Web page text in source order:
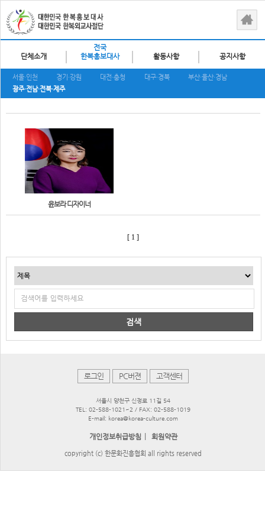
단체소개
전국
한복홍보대사
활동사항 공지사항
서울·인천 경기·강원 대전·충청 대구·경북
부산·울산·경남
광주·전남·전북·제주
윤보라 디자이너
[ 1 ]
검색
로그인 PC버젼 고객센터
서울시 양천구 신정로 11길 54
TEL: 02-588-1021~2 / FAX: 02-588-1019
E-mail: korea@korea-culture.com
개인정보취급방침 회원약관
copyright (c) 한문화진흥협회 all rights reserved